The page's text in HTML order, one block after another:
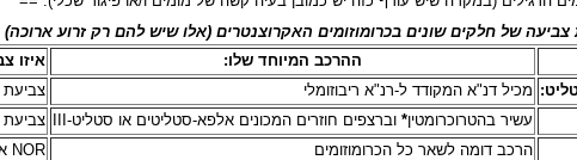
צביעה של חלקים שונים בכרומוזומים האקרוצנטרים (אלו שיש להם רק זרוע ארוכה)
ההרכב המיוחד שלו:
איזו
מכיל דנ"א המקודד ל-רנ"א ריבוזומלי
צביעת
עשיר בהטרוכרומטין*וברצפים חוזרים המכונים אלפא-סטליטים או סטליט-III צביעת NOR
הרכב דומה לשאר כל הכרומוזומים
NOR או C-banding.